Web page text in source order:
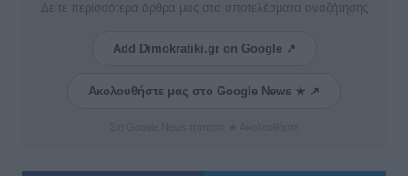
Δείτε περισσότερα άρθρα μας στα αποτελέσματα αναζήτησης
Add Dimokratiki.gr on Google ↗
Ακολουθήστε μας στο Google News ★ ↗